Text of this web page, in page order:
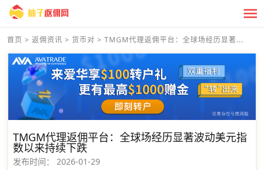
首页 > 返佣资讯 > 货币对 > TMGM代理返佣平台：全球场经历显著...
TMGM代理返佣平台：全球场经历显著波动美元指
数以来持续下跌
发布时间： 2026-01-29